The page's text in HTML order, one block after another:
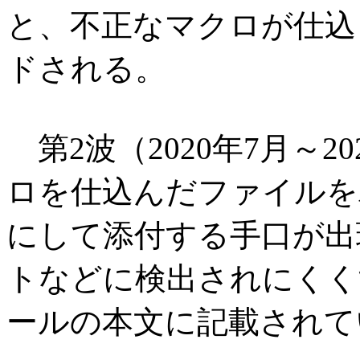
と、不正なマクロが仕
ドされる。
第2波（2020年7月～
ロを仕込んだファイル
にして添付する手口が
トなどに検出されにく
ールの本文に記載され